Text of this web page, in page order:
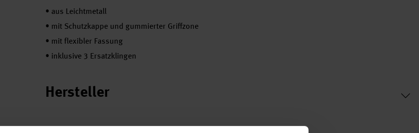
• aus Leichtmetall
• mit Schutzkappe und gummierter Griffzone
• mit flexibler Fassung
• inklusive 3 Ersatzklingen
Hersteller